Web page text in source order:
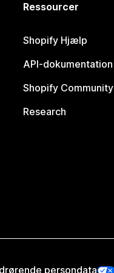
Ressourcer
Shopify Hjælp
API-dokumentation
Shopify Community
Research
persondata